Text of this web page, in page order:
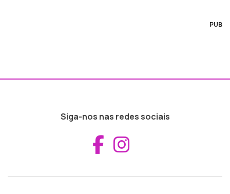
PUB
Siga-nos nas redes sociais
Aceder ao